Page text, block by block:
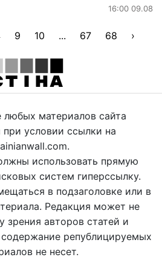
16:00 09.08
9 10 ... 67 68 ›
любых материалов сайта
при условии ссылки на
использовать прямую
систем гиперссылку.
в подзаголовке или в
Редакция может не
зрения авторов статей и
содержание републицируемых
не несет.